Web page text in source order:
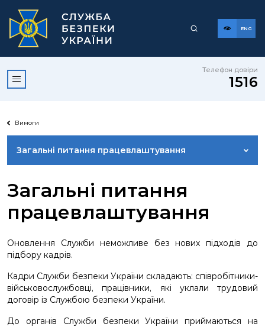
ENG
Телефон довіри
1516
Вимоги
Загальні питання працевлаштування
КОНКУРС НА ЗАЙНЯТТЯ ВАКАНТНОЇ ПОСАДИ
Загальні питання
працевлаштування
Оновлення Служби неможливе без нових підходів до
підбору кадрів.
Кадри Служби безпеки України складають: співробітники-
військовослужбовці, працівники, які уклали трудовий
договір із Службою безпеки України.
До органів Служби безпеки України приймаються на